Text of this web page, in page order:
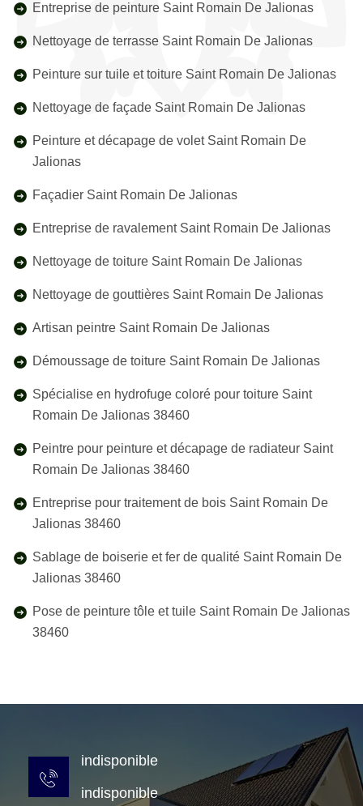
Entreprise de peinture Saint Romain De Jalionas
Nettoyage de terrasse Saint Romain De Jalionas
Peinture sur tuile et toiture Saint Romain De Jalionas
Nettoyage de façade Saint Romain De Jalionas
Peinture et décapage de volet Saint Romain De
Jalionas
Façadier Saint Romain De Jalionas
Entreprise de ravalement Saint Romain De Jalionas
Nettoyage de toiture Saint Romain De Jalionas
Nettoyage de gouttières Saint Romain De Jalionas
Artisan peintre Saint Romain De Jalionas
Démoussage de toiture Saint Romain De Jalionas
Spécialise en hydrofuge coloré pour toiture Saint
Romain De Jalionas 38460
Peintre pour peinture et décapage de radiateur Saint
Romain De Jalionas 38460
Entreprise pour traitement de bois Saint Romain De
Jalionas 38460
Sablage de boiserie et fer de qualité Saint Romain De
Jalionas 38460
Pose de peinture tôle et tuile Saint Romain De Jalionas
38460
indisponible
indisponible